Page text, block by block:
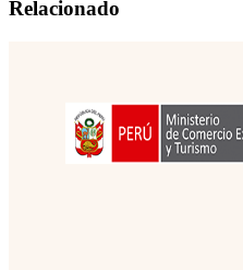
Relacionado